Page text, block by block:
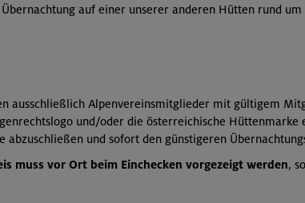
auf einer unserer anderen Hütten rund um
ausschließlich Alpenvereinsmitglieder mit gültigem
und/oder die österreichische
und sofort den günstigeren
muss vor Ort beim Einchecken vorgezeigt werden,